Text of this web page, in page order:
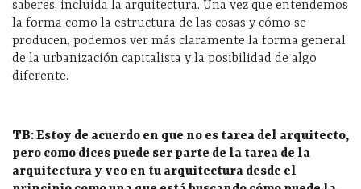
saberes, incluida la arquitectura. Una vez que entendemos
la forma como la estructura de las cosas y cómo se
producen, podemos ver más claramente la forma general
de la urbanización capitalista y la posibilidad de algo
diferente.
TB:Estoy de acuerdo en que no es tarea del arquitecto,
pero como dices puede ser parte de la tarea de la
arquitectura y veo en tu arquitectura desde el